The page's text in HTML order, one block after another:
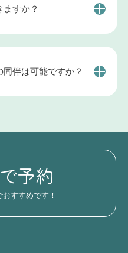
場合がございます。
すか？
ルを施すことができま
伴は可能ですか？
お越しください。
予約
すすめです！